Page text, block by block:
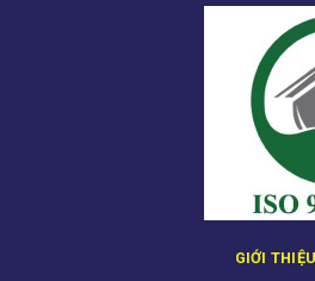
Bỏ
GIỚI THIỆU